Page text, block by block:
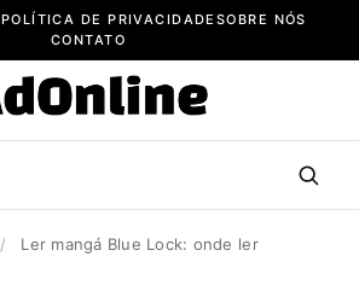
POLÍTICA DE PRIVACIDADE SOBRE NÓS
CONTATO
/
Ler mangá Blue Lock: onde ler